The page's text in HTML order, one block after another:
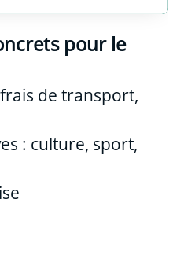
pour le
de transport,
: culture, sport,